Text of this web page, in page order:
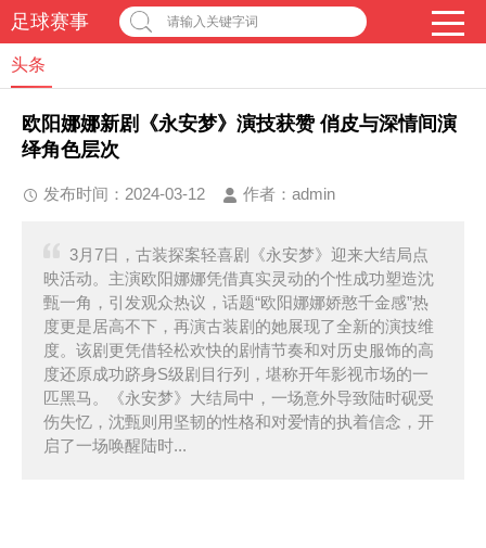
足球赛事 请输入关键字词
头条
欧阳娜娜新剧《永安梦》演技获赞 俏皮与深情间演
绎角色层次
发布时间：2024-03-12 作者： admin
3月7日，古装探案轻喜剧《永安梦》迎来大结局点
映活动。主演欧阳娜娜凭借真实灵动的个性成功塑造沈
甄一角，引发观众热议，话题“欧阳娜娜娇憨千金感”热
度更是居高不下，再演古装剧的她展现了全新的演技维
度。该剧更凭借轻松欢快的剧情节奏和对历史服饰的高
度还原成功跻身S级剧目行列，堪称开年影视市场的一
匹黑马。《永安梦》大结局中，一场意外导致陆时砚受
伤失忆，沈甄则用坚韧的性格和对爱情的执着信念，开
启了一场唤醒陆时...